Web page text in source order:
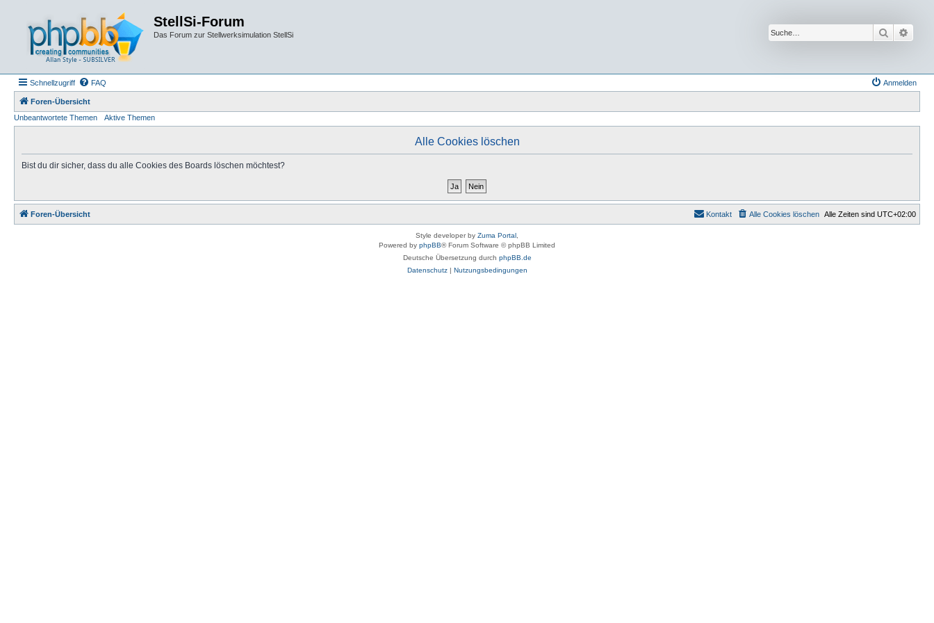
StellSi-Forum
Das Forum zur Stellwerksimulation StellSi Suche
Schnellzugriff FAQ Anmelden
Foren-Übersicht
Unbeantwortete Themen
Aktive Themen
Alle Cookies löschen
Bist du dir sicher, dass du alle Cookies des Boards löschen möchtest?
Foren-Übersicht Alle Zeiten sind UTC+02:00
Alle Cookies löschen
Kontakt
Style developer by Zuma Portal
Powered by phpBB® Forum Software © phpBB Limited
Deutsche Übersetzung durch phpBB.de
Datenschutz| Nutzungsbedingungen